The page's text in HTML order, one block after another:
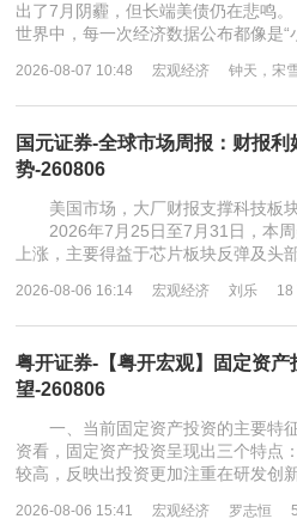
出了7月阴霾，但长端美债仍在悲
世界中，每一次经济数据公布都像是“
2026-08-07 10:48 宏观经济 钟天，宋
国元证券-全球市场周报：财报
势-260806
美国市场，大厂财报支撑科技板
2026年7月25日至7月31日，本周
上涨，主要得益于芯片板块反弹及头
2026-08-06 16:14 宏观经济 刘乐 18
粤开证券-【粤开宏观】固定资
望-260806
一、当前固定资产投资的主要
资看，固定资产投资呈现出三个特点
较高，反映出投资更加注重在研发创
2026-08-06 15:41 宏观经济 罗志恒